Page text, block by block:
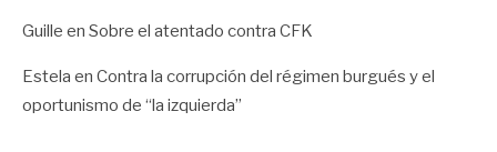
Guille en Sobre el atentado contra CFK
Estela en Contra la corrupción del régimen burgués y el
oportunismo de “la izquierda”